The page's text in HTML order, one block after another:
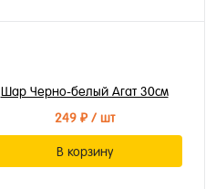
Шар Черно-белый Агат 30см
249 ₽/ шт
В корзину